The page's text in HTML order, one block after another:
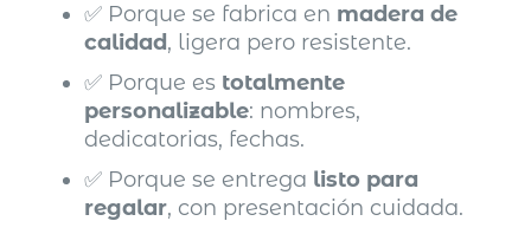
✅ Porque se fabrica en madera de
calidad, ligera pero resistente.
✅ Porque es totalmente
personalizable: nombres,
dedicatorias, fechas.
✅ Porque se entrega listo para
regalar, con presentación cuidada.